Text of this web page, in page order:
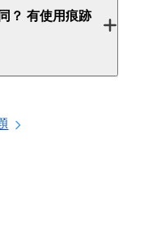
？ 有使用痕跡